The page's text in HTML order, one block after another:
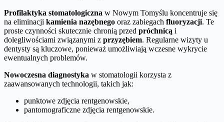
Profilaktyka stomatologiczna w Nowym Tomyślu koncentruje się
na eliminacji kamienia nazębnego oraz zabiegach fluoryzacji. Te
proste czynności skutecznie chronią przed próchnicą i
dolegliwościami związanymi z przyzębiem. Regularne wizyty u
dentysty są kluczowe, ponieważ umożliwiają wczesne wykrycie
ewentualnych problemów.
Nowoczesna diagnostyka w stomatologii korzysta z
zaawansowanych technologii, takich jak:
punktowe zdjęcia rentgenowskie,
pantomograficzne zdjęcia rentgenowskie.